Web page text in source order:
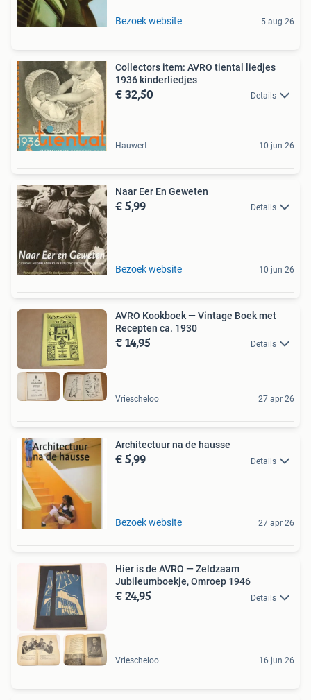
Bezoek website 5 aug 26
Collectors item: AVRO tiental liedjes
1936 kinderliedjes
€ 32,50 Details
Hauwert 10 jun 26
Naar Eer En Geweten
€ 5,99 Details
Bezoek website 10 jun 26
AVRO Kookboek — Vintage Boek met
Recepten ca. 1930
€ 14,95 Details
Vriescheloo 27 apr 26
Architectuur na de hausse
€ 5,99 Details
Bezoek website 27 apr 26
Hier is de AVRO — Zeldzaam
Jubileumboekje, Omroep 1946
€ 24,95 Details
Vriescheloo 16 jun 26